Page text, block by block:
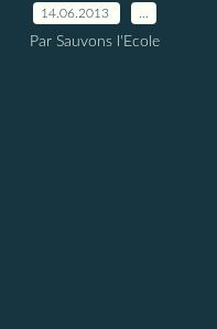
14.06.2013
Par Sauvons l'Ecole